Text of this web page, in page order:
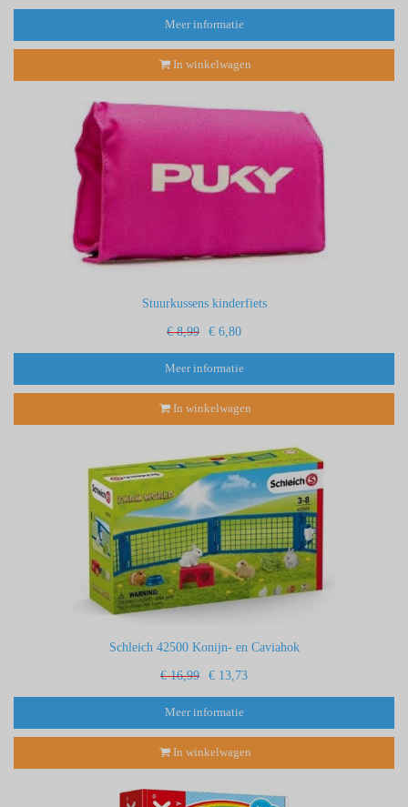
Meer informatie
In winkelwagen
Stuurkussens kinderfiets
€ 8,99 € 6,80
Meer informatie
In winkelwagen
Schleich 42500 Konijn- en Caviahok
€ 16,99 € 13,73
Meer informatie
In winkelwagen